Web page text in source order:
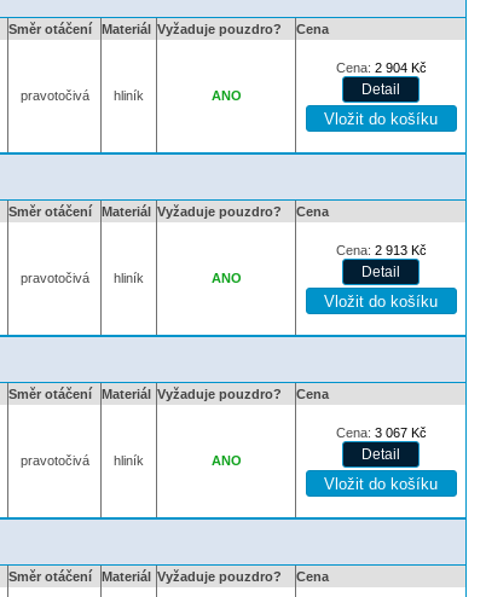
Směr otáčení Materiál Vyžaduje pouzdro? Cena
pravotočivá hliník ANO
Cena: 2 904 Kč
Směr otáčení Materiál Vyžaduje pouzdro? Cena
pravotočivá hliník ANO
Cena: 2 913 Kč
Směr otáčení Materiál Vyžaduje pouzdro? Cena
pravotočivá hliník ANO
Cena: 3 067 Kč
Směr otáčení Materiál Vyžaduje pouzdro? Cena